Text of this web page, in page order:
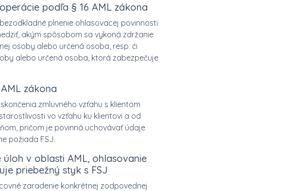
podľa § 16 AML zákona
plnenie ohlasovacej povinnosti
akým spôsobom sa vykoná zdržanie
osoby alebo určená osoba, resp. či
alebo určená osoba, ktorá zabezpečuje
zákona
zmluvného vzťahu s klientom
vo vzťahu ku klientovi a od
pričom je povinná uchovávať údaje
požiada FSJ.
v oblasti AML, ohlasovanie
priebežný styk s FSJ
zaradenie konkrétnej zodpovednej